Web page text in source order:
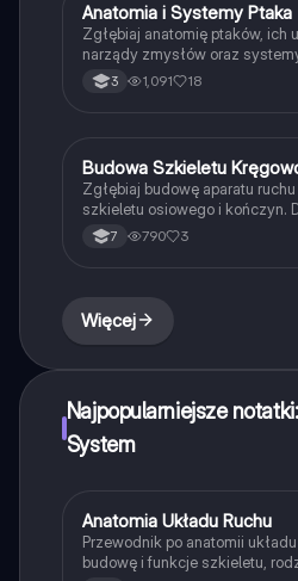
Biologia
Anatomia i Systemy Ptaka
Zgłębiaj anatomię ptaków, ich
narządy zmysłów oraz
krwionośny i wydalniczy.
różnorodności strunowców
3 1,091 18
Biologia
Budowa Szkieletu
Zgłębiaj budowę aparatu
szkieletu osiowego i kończyn.
typach kości, ich funkcjach
szkieletowego i mięśniowego.
7 790 3
Więcej
Najpopularniejsze
System
Biologia
Anatomia Układu Ruchu
Przewodnik po anatomii
budowę i funkcje szkieletu,